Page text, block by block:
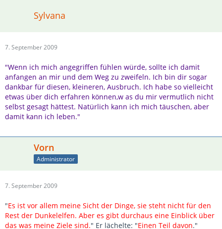
Sylvana
7. September 2009
"Wenn ich mich angegriffen fühlen würde, sollte ich damit
anfangen an mir und dem Weg zu zweifeln. Ich bin dir sogar
dankbar für diesen, kleineren, Ausbruch. Ich habe so vielleicht
etwas über dich erfahren können,w as du mir vermutlich nicht
selbst gesagt hättest. Natürlich kann ich mich täuschen, aber
damit kann ich leben."
Vorn
Administrator
7. September 2009
"Es ist vor allem meine Sicht der Dinge, sie steht nicht für den
Rest der Dunkelelfen. Aber es gibt durchaus eine Einblick über
das was meine Ziele sind." Er lächelte: "Einen Teil davon."